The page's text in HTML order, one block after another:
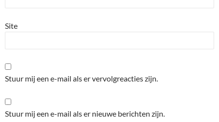
Site
Stuur mij een e-mail als er vervolgreacties zijn.
Stuur mij een e-mail als er nieuwe berichten zijn.